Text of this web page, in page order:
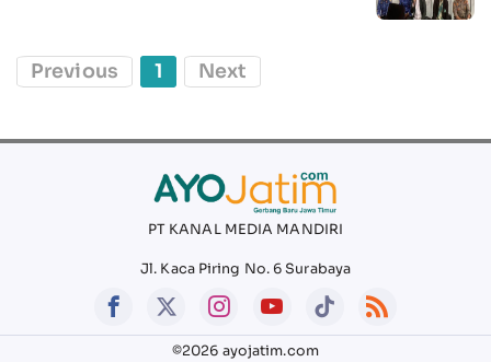
Previous 1 Next
PT KANAL MEDIA MANDIRI
Jl. Kaca Piring No. 6 Surabaya
©2026 ayojatim.com